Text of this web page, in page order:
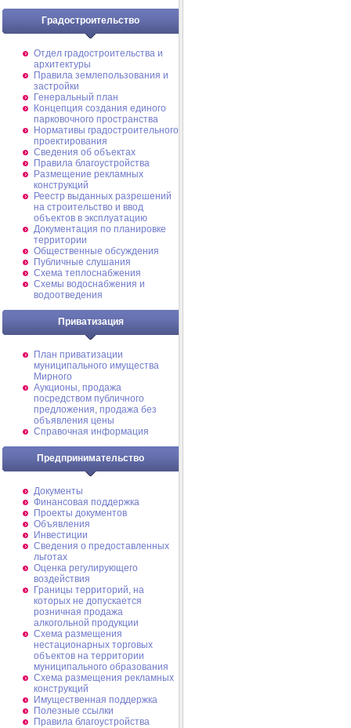
Градостроительство
Отдел градостроительства и
архитектуры
Правила землепользования и
застройки
Генеральный план
Концепция создания единого
парковочного пространства
Нормативы градостроительного
проектирования
Сведения об объектах
Правила благоустройства
Размещение рекламных
конструкций
Реестр выданных разрешений
на строительство и ввод
объектов в эксплуатацию
Документация по планировке
территории
Общественные обсуждения
Публичные слушания
Схема теплоснабжения
Схемы водоснабжения и
водоотведения
Приватизация
План приватизации
муниципального имущества
Мирного
Аукционы, продажа
посредством публичного
предложения, продажа без
объявления цены
Справочная информация
Предпринимательство
Документы
Финансовая поддержка
Проекты документов
Объявления
Инвестиции
Сведения о предоставленных
льготах
Оценка регулирующего
воздействия
Границы территорий, на
которых не допускается
розничная продажа
алкогольной продукции
Схема размещения
нестационарных торговых
объектов на территории
муниципального образования
Схема размещения рекламных
конструкций
Имущественная поддержка
Полезные ссылки
Правила благоустройства